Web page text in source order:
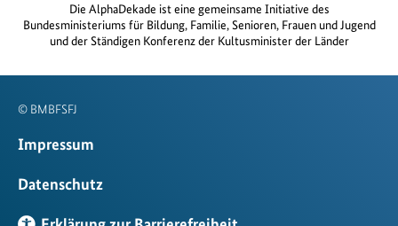
Die AlphaDekade ist eine gemeinsame Initiative des
Bundesministeriums für Bildung, Familie, Senioren, Frauen und Jugend
und der Ständigen Konferenz der Kultusminister der Länder
© BMBFSFJ
Impressum
Datenschutz